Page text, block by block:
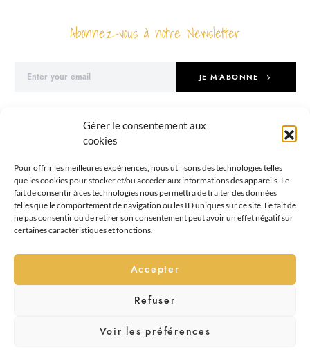
Gérer le consentement aux
cookies
Pour offrir les meilleures expériences, nous utilisons des technologies telles
que les cookies pour stocker et/ou accéder aux informations des appareils. Le
fait de consentir à ces technologies nous permettra de traiter des données
telles que le comportement de navigation ou les ID uniques sur ce site. Le fait de
ne pas consentir ou de retirer son consentement peut avoir un effet négatif sur
certaines caractéristiques et fonctions.
Accepter
Refuser
Voir les préférences
Abonnez-vous à notre Newsletter
JE M'ABONNE
PROMOBILIO
MENTIONS LÉGALES
CONTACT
POLITIQUE DE CONFIDENTIALITÉ
©Promobilio réalisé parSpeeweb